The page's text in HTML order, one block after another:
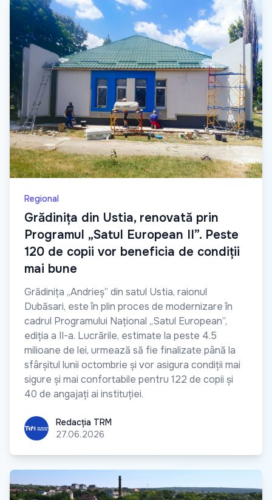
Regional
Grădinița din Ustia, renovată prin
Programul „Satul European II”. Peste
120 de copii vor beneficia de condiții
mai bune
Grădinița „Andrieș” din satul Ustia, raionul
Dubăsari, este în plin proces de modernizare în
cadrul Programului Național „Satul European”,
ediția a II-a. Lucrările, estimate la peste 4.5
milioane de lei, urmează să fie finalizate până la
sfârșitul lunii octombrie și vor asigura condiții mai
sigure și mai confortabile pentru 122 de copii și
40 de angajați ai instituției.
Redacția TRM
Redacția TRM
27.06.2026